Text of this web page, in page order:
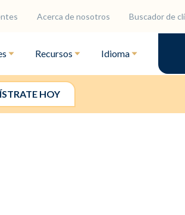
Acerca de nosotros Buscador de
Recursos Idioma
HOY